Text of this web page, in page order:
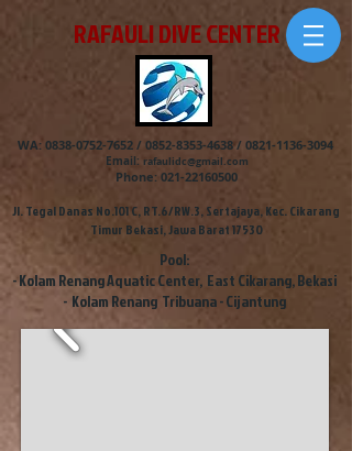
RAFAULI DIVE CENTER
WA: 0838-0752-7652/ 0852-8353-4638/ 0821-1136-3094
Email: rafaulidc@gmail.com
Phone: 021-22160500
Jl. Tegal Danas No.101 C, RT.6/RW.3, Sertajaya, Kec. Cikarang
Timur Bekasi, Jawa Barat 17530
Pool:
- Kolam Renang Aquatic Center, East Cikarang, Bekasi
- Kolam Renang Tribuana - Cijantung